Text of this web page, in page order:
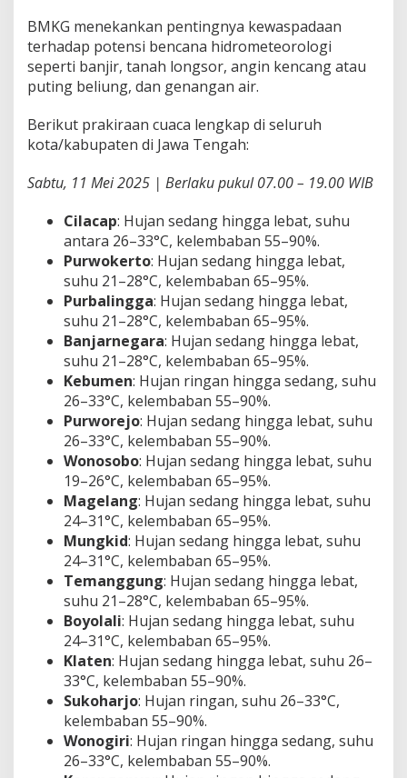
s
e
r
t
a
P
e
t
r
a
n
d
a
W
i
l
a
y
a
h
J
w
a
T
e
n
g
a
h
H
a
r
i
I
n
i
BMKG menekankan pentingnya kewaspadaan
terhadap potensi bencana hidrometeorologi
seperti banjir, tanah longsor, angin kencang atau
puting beliung, dan genangan air.
Berikut prakiraan cuaca lengkap di seluruh
kota/kabupaten di Jawa Tengah:
Sabtu, 11 Mei 2025 | Berlaku pukul 07.00 – 19.00 WIB
Cilacap: Hujan sedang hingga lebat, suhu
antara 26–33°C, kelembaban 55–90%.
Purwokerto: Hujan sedang hingga lebat,
suhu 21–28°C, kelembaban 65–95%.
Purbalingga: Hujan sedang hingga lebat,
suhu 21–28°C, kelembaban 65–95%.
Banjarnegara: Hujan sedang hingga lebat,
suhu 21–28°C, kelembaban 65–95%.
Kebumen: Hujan ringan hingga sedang, suhu
26–33°C, kelembaban 55–90%.
Purworejo: Hujan sedang hingga lebat, suhu
26–33°C, kelembaban 55–90%.
Wonosobo: Hujan sedang hingga lebat, suhu
19–26°C, kelembaban 65–95%.
Magelang: Hujan sedang hingga lebat, suhu
24–31°C, kelembaban 65–95%.
Mungkid: Hujan sedang hingga lebat, suhu
24–31°C, kelembaban 65–95%.
Temanggung: Hujan sedang hingga lebat,
suhu 21–28°C, kelembaban 65–95%.
Boyolali: Hujan sedang hingga lebat, suhu
24–31°C, kelembaban 65–95%.
Klaten: Hujan sedang hingga lebat, suhu 26–
33°C, kelembaban 55–90%.
Sukoharjo: Hujan ringan, suhu 26–33°C,
kelembaban 55–90%.
Wonogiri: Hujan ringan hingga sedang, suhu
26–33°C, kelembaban 55–90%.